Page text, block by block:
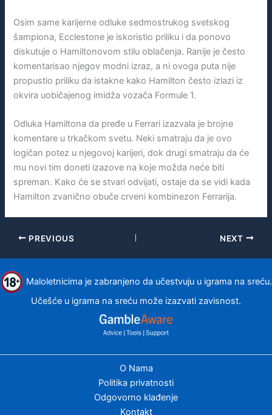
Osim same karijerne odluke sedmostrukog svetskog
šampiona, Ecclestone je iskoristio priliku i da ponovo
diskutuje o Hamiltonovom stilu oblačenja. Ranije je često
komentarisao njegov modni izraz, a ni ovoga puta nije
propustio priliku da istakne kako Hamilton često izlazi iz
okvira uobičajenog imidža vozača Formule 1.
Odluka Hamiltona da pređe u Ferrari izazvala je brojne
komentare u trkačkom svetu. Neki smatraju da je ovo
logičan potez u njegovoj karijeri, dok drugi smatraju da će
mu novi tim doneti izazove na koje možda neće biti
spreman. Kako će se stvari odvijati, ostaje da se vidi kada
Hamilton zvanično obuče crveni kombinezon Ferrarija.
PREVIOUS NEXT
Maloletnicima je zabranjeno da učestvuju u igrama na sreću.
Učešće u igrama na sreću može izazvati zavisnost.
O Nama
Politika privatnosti
Odgovorno klađenje
Kontakt